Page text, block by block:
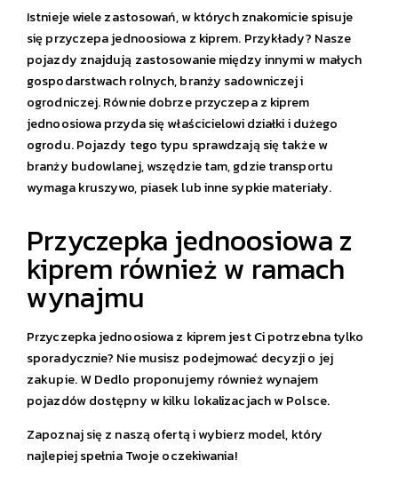
Istnieje wiele zastosowań, w których znakomicie spisuje
się przyczepa jednoosiowa z kiprem. Przykłady? Nasze
pojazdy znajdują zastosowanie między innymi w małych
gospodarstwach rolnych, branży sadowniczej i
ogrodniczej. Równie dobrze przyczepa z kiprem
jednoosiowa przyda się właścicielowi działki i dużego
ogrodu. Pojazdy tego typu sprawdzają się także w
branży budowlanej, wszędzie tam, gdzie transportu
wymaga kruszywo, piasek lub inne sypkie materiały.
Przyczepka jednoosiowa z
kiprem również w ramach
wynajmu
Przyczepka jednoosiowa z kiprem jest Ci potrzebna tylko
sporadycznie? Nie musisz podejmować decyzji o jej
zakupie. W Dedlo proponujemy również wynajem
pojazdów dostępny w kilku lokalizacjach w Polsce.
Zapoznaj się z naszą ofertą i wybierz model, który
najlepiej spełnia Twoje oczekiwania!